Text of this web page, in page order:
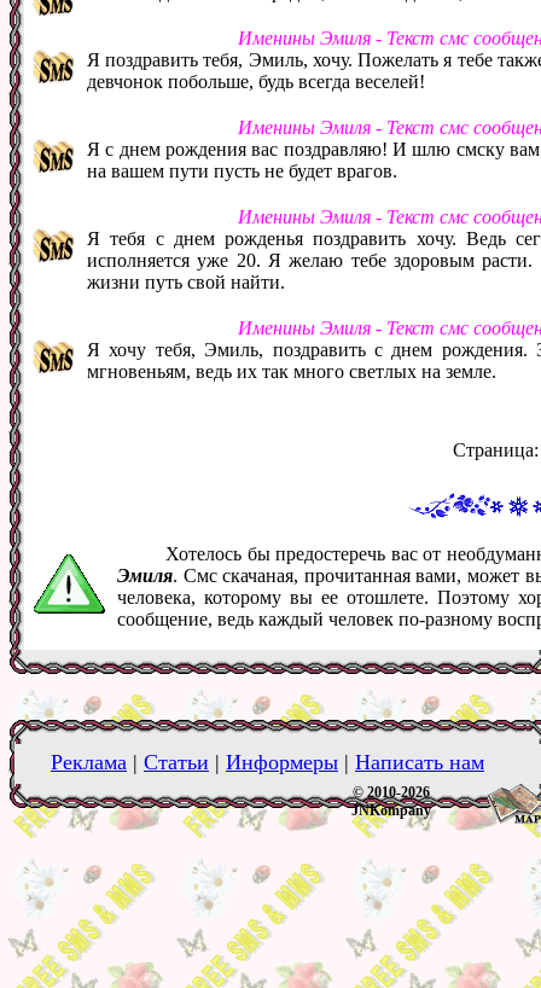
Именины Эмиля - Текст смс
Я поздравить тебя, Эмиль, хочу. Пожелать я тебе
девчонок побольше, будь всегда веселей!
Именины Эмиля - Текст смс
Я с днем рождения вас поздравляю! И шлю смску
на вашем пути пусть не будет врагов.
Именины Эмиля - Текст смс
Я тебя с днем рожденья поздравить хочу. Ведь
исполняется уже 20. Я желаю тебе здоровым
жизни путь свой найти.
Именины Эмиля - Текст смс
Я хочу тебя, Эмиль, поздравить с днем
мгновеньям, ведь их так много светлых на земле.
Хотелось бы предостеречь вас от
Эмиля. Смс скачаная, прочитанная вами, может
человека, которому вы ее отошлете. Поэтому
сообщение, ведь каждый человек по-разному
Реклама | Статьи | Информеры | Написать нам
© 2010-2026
JNKompany